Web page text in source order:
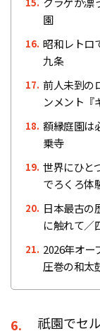
園
16. 昭和レトロ
九条
17. 前人未到の
ンメント『
18. 額縁庭園は
乗寺
19. 世界にひと
でろくろ体
20. 日本最古の
に触れて／
21. 2026年オー
圧巻の和太
6. 祇園でセ